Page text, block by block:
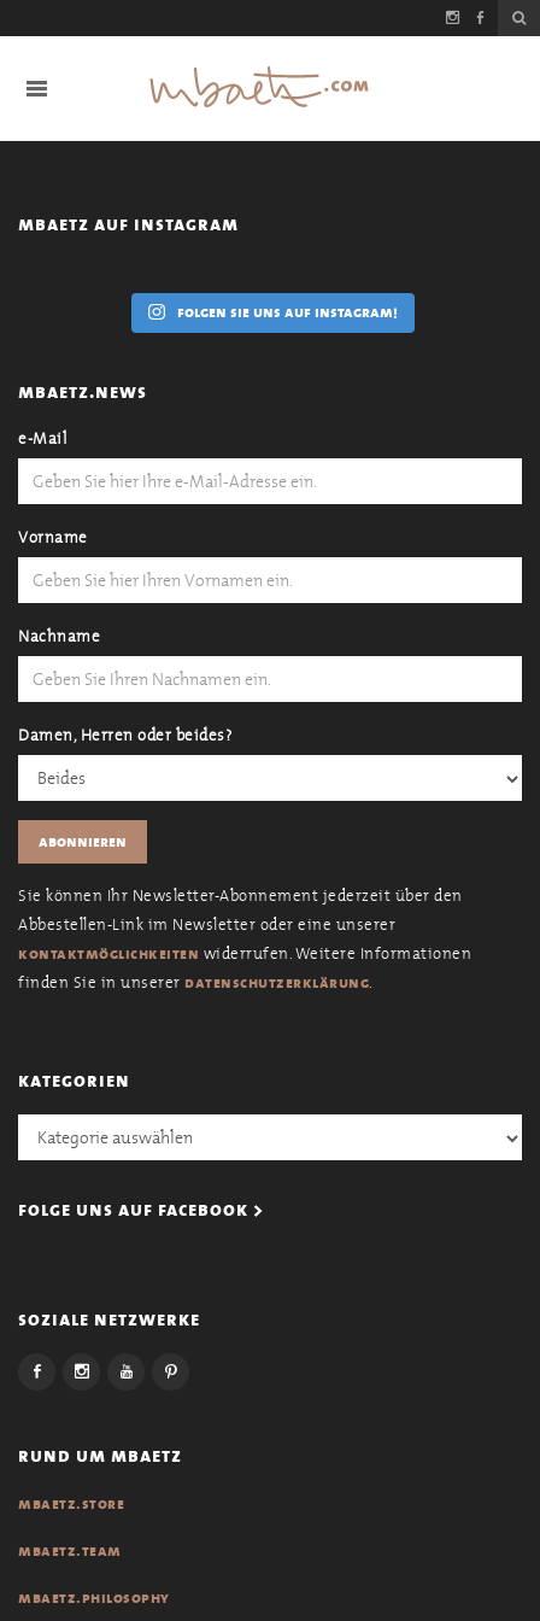
mbaetz auf instagram
folgen sie uns auf instagram!
mbaetz.news
e-Mail
Vorname
Nachname
Damen, Herren oder beides?
Sie können Ihr Newsletter-Abonnement jederzeit über den
Abbestellen-Link im Newsletter oder eine unserer
kontaktmöglichkeiten widerrufen. Weitere Informationen
finden Sie in unserer datenschutzerklärung.
kategorien
Kategorien
folge uns auf facebook >
soziale netzwerke
rund um mbaetz
mbaetz.store
mbaetz.team
mbaetz.philosophy